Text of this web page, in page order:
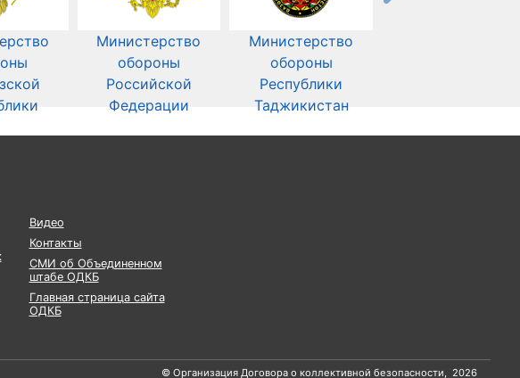
Министерство
обороны
Российской
Федерации
Министерство
обороны
Республики
Таджикистан
Видео
Контакты
СМИ об Объединенном
штабе ОДКБ
Главная страница сайта
ОДКБ
© Организация Договора о коллективной безопасности, 2026